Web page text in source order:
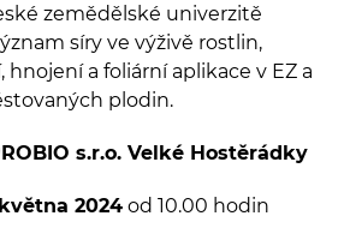
zemědělské univerzitě
síry ve výživě rostlin,
hnojení a foliární aplikace v EZ a
plodin.
s.r.o. Velké Hostěrádky
2024 od 10.00 hodin